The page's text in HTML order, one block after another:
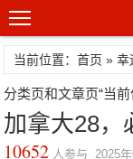
当前位置：首页 »幸
分类页和文章页“当
加拿大28，
10652 人参与 2025